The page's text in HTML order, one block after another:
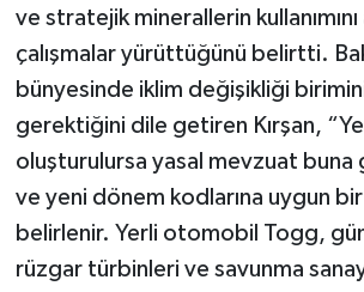
ve stratejik minerallerin
çalışmalar yürüttüğünü belirtti.
bünyesinde iklim değişikliği
gerektiğini dile getiren Kırşan,
oluşturulursa yasal mevzuat buna
ve yeni dönem kodlarına uygun bir
belirlenir. Yerli otomobil Togg,
rüzgar türbinleri ve savunma